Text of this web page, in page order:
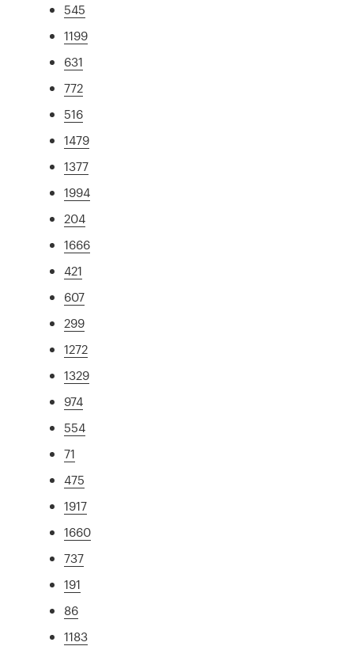
545
1199
631
772
516
1479
1377
1994
204
1666
421
607
299
1272
1329
974
554
71
475
1917
1660
737
191
86
1183